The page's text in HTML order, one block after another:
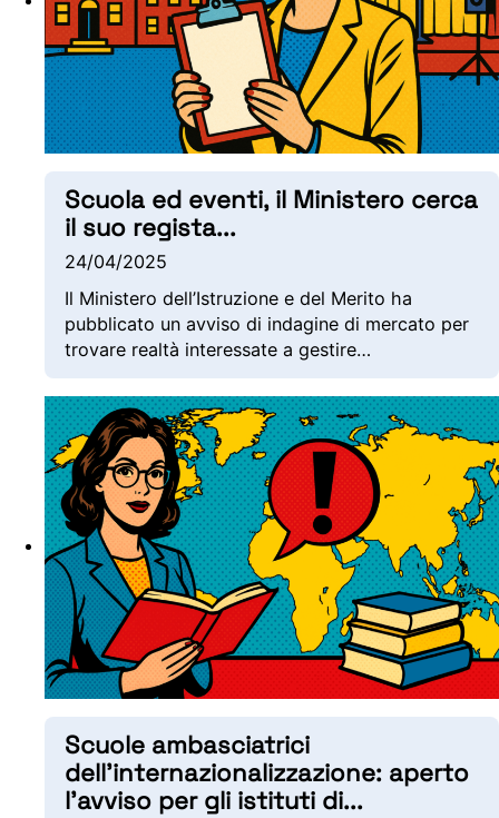
Scuola ed eventi, il Ministero cerca
il suo regista...
24/04/2025
Il Ministero dell’Istruzione e del Merito ha
pubblicato un avviso di indagine di mercato per
trovare realtà interessate a gestire…
Scuole ambasciatrici
dell’internazionalizzazione: aperto
l’avviso per gli istituti di...